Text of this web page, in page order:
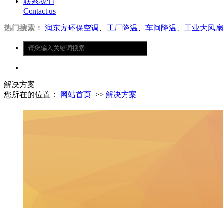
Contact us
热门搜索： 润东方环保空调 工厂降温 车间降温 工业大风扇
解决方案
您所在的位置：
网站首页 >> 解决方案